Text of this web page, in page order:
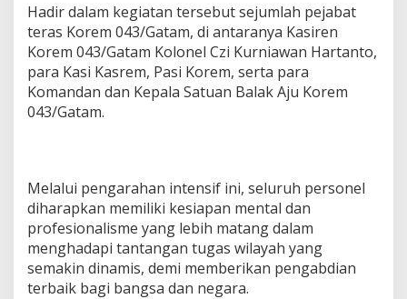
Hadir dalam kegiatan tersebut sejumlah pejabat
teras Korem 043/Gatam, di antaranya Kasiren
Korem 043/Gatam Kolonel Czi Kurniawan Hartanto,
para Kasi Kasrem, Pasi Korem, serta para
Komandan dan Kepala Satuan Balak Aju Korem
043/Gatam.
Melalui pengarahan intensif ini, seluruh personel
diharapkan memiliki kesiapan mental dan
profesionalisme yang lebih matang dalam
menghadapi tantangan tugas wilayah yang
semakin dinamis, demi memberikan pengabdian
terbaik bagi bangsa dan negara.